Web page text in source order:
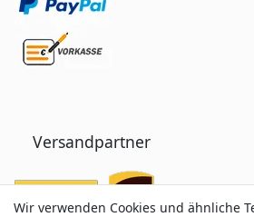
Versandpartner
Wir verwenden Cookies und ähnliche
Wir verwenden Cookies und ähnliche